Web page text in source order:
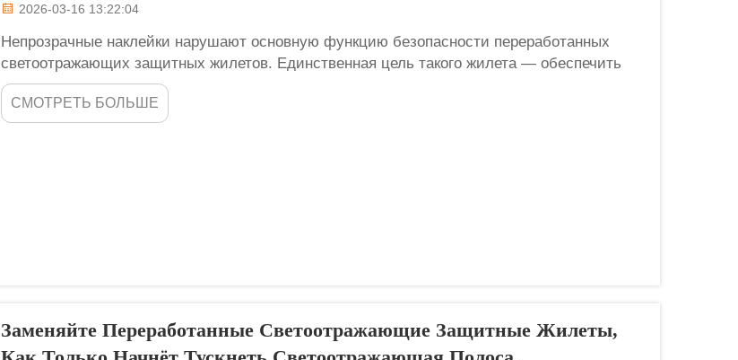
2026-03-16 13:22:04
Непрозрачные наклейки нарушают основную функцию безопасности переработанных
светоотражающих защитных жилетов. Единственная цель такого жилета — обеспечить
видимость его владельца, а непрозрачные наклейки напрямую подрывают эту критически
важную функцию. Этот и...
СМОТРЕТЬ БОЛЬШЕ
Заменяйте Переработанные Светоотражающие Защитные Жилеты,